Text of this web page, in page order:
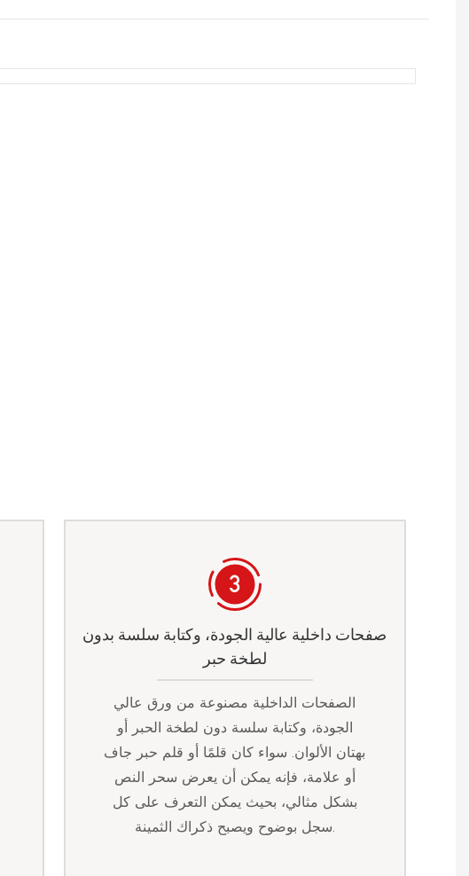
صفحات داخلية عالية الجودة، وكتابة سلسة بدون
لطخة حبر
الصفحات الداخلية مصنوعة من ورق عالي
الجودة، وكتابة سلسة دون لطخة الحبر أو
بهتان الألوان. سواء كان قلمًا أو قلم حبر جاف
أو علامة، فإنه يمكن أن يعرض سحر النص
بشكل مثالي، بحيث يمكن التعرف على كل
سجل بوضوح ويصبح ذكراك الثمينة.